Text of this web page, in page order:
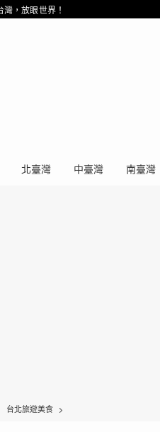
，放眼世界！
北臺灣 中臺灣 南臺灣
台北旅遊美食